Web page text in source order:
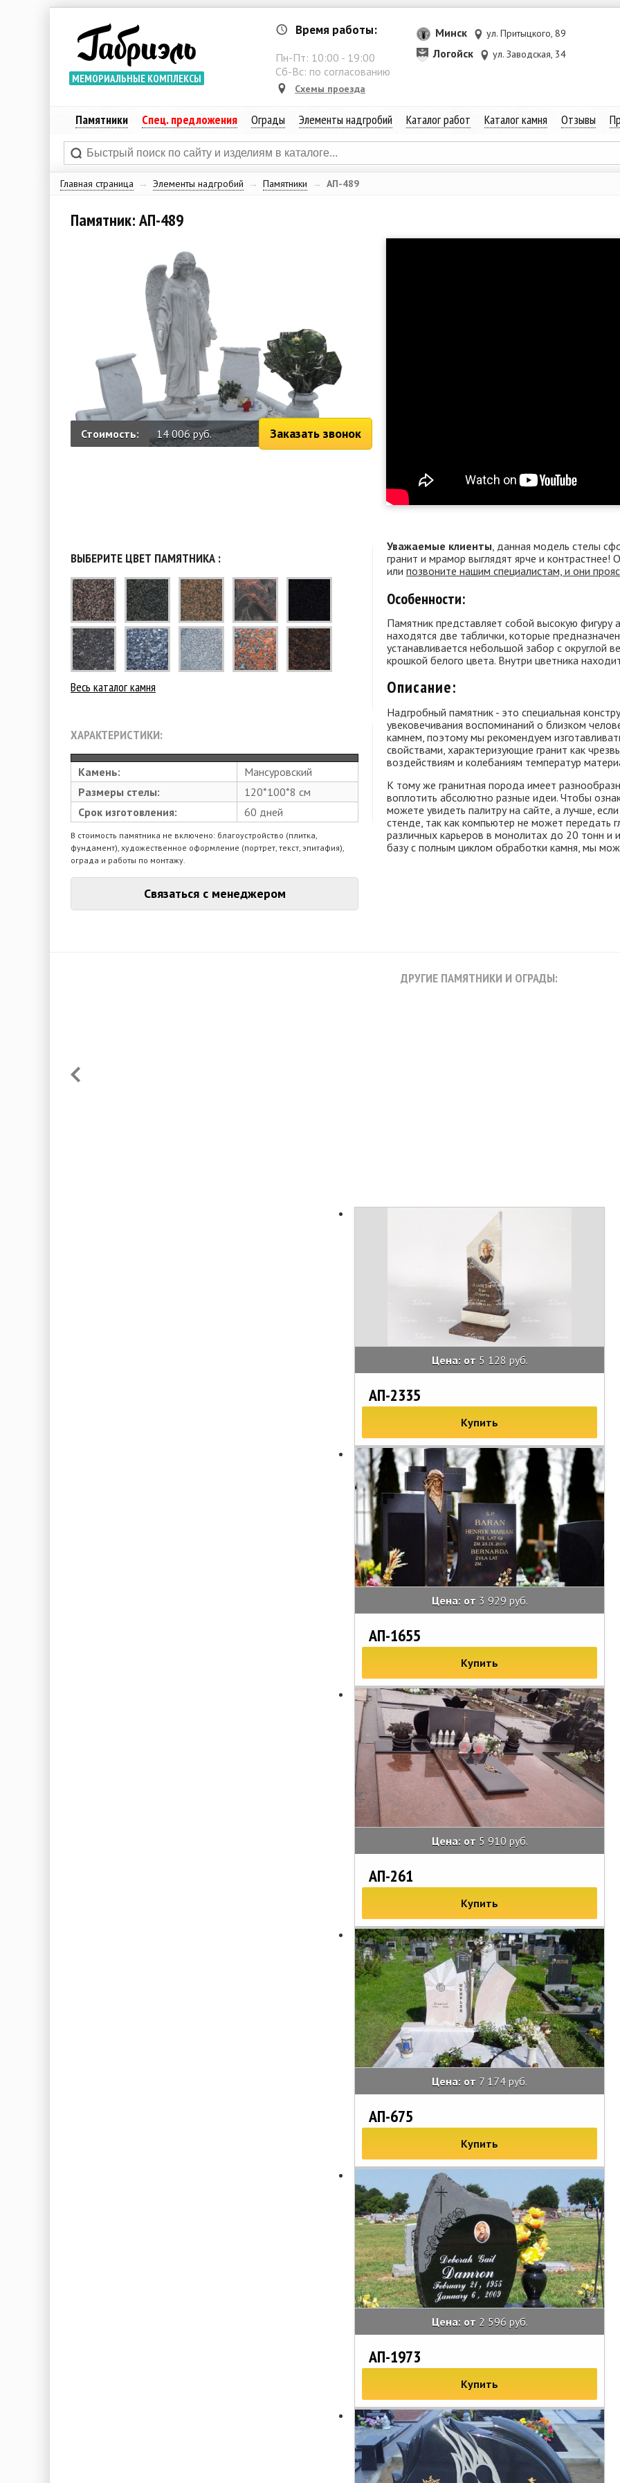
МЕМОРИАЛЬНЫЕ КОМПЛЕКСЫ
Время работы:
Пн-Пт: 10:00 - 19:00
Сб-Вс: по согласованию
Схемы проезда
Минск ул. Притыцкого, 89
Логойск ул. Заводская, 34
Памятники Спец. предложения Ограды Элементы надгробий Каталог работ Каталог камня Отзывы
Главная страница → Элементы надгробий → Памятники → АП-489
Памятник: АП-489
Стоимость: 14 006 руб. Заказать звонок
ВЫБЕРИТЕ ЦВЕТ ПАМЯТНИКА :
Весь каталог камня
ХАРАКТЕРИСТИКИ:
Камень:
Мансуровский
Размеры стелы:
120*100*8 см
Срок изготовления:
60 дней
В стоимость памятника не включено: благоустройство (плитка,
фундамент), художественное оформление (портрет, текст, эпитафия),
ограда и работы по монтажу.
Связаться с менеджером
Уважаемые клиенты , данная модель стелы
гранит и мрамор выглядят ярче и контрастнее!
или позвоните нашим специалистам, и они
Особенности:
Памятник представляет собой высокую
находятся две таблички, которые
устанавливается небольшой забор с округлой
крошкой белого цвета. Внутри цветника
Описание:
Надгробный памятник - это специальная
увековечивания воспоминаний о близком
камнем, поэтому мы рекомендуем
свойствами, характеризующие гранит как
воздействиям и колебаниям температур
К тому же гранитная порода имеет
воплотить абсолютно разные идеи. Чтобы
можете увидеть палитру на сайте, а лучше,
стенде, так как компьютер не может передать
различных карьеров в монолитах до 20 тонн
базу с полным циклом обработки камня, мы
ДРУГИЕ ПАМЯТНИКИ И ОГРАДЫ:
Цена: от 5 128 руб.
АП-2335
Купить
Цена: от 3 929 руб.
АП-1655
Купить
Цена: от 5 910 руб.
АП-261
Купить
Цена: от 7 174 руб.
АП-675
Купить
Цена: от 2 596 руб.
АП-1973
Купить